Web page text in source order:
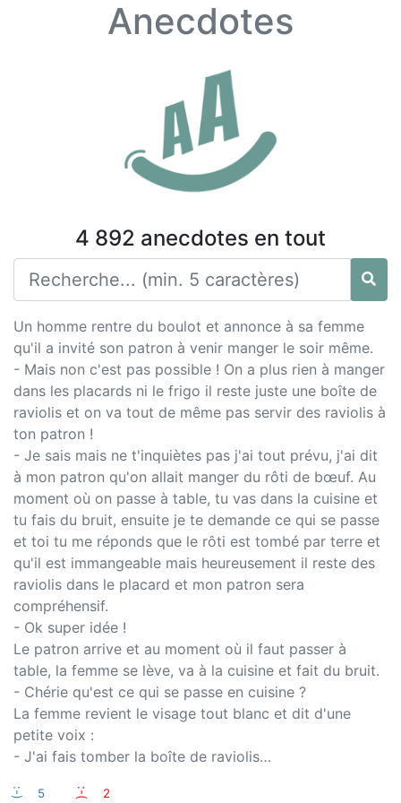
Anecdotes
4 892 anecdotes en tout
Un homme rentre du boulot et annonce à sa femme
qu'il a invité son patron à venir manger le soir même.
- Mais non c'est pas possible ! On a plus rien à manger
dans les placards ni le frigo il reste juste une boîte de
raviolis et on va tout de même pas servir des raviolis à
ton patron !
- Je sais mais ne t'inquiètes pas j'ai tout prévu, j'ai dit
à mon patron qu'on allait manger du rôti de bœuf. Au
moment où on passe à table, tu vas dans la cuisine et
tu fais du bruit, ensuite je te demande ce qui se passe
et toi tu me réponds que le rôti est tombé par terre et
qu'il est immangeable mais heureusement il reste des
raviolis dans le placard et mon patron sera
compréhensif.
- Ok super idée !
Le patron arrive et au moment où il faut passer à
table, la femme se lève, va à la cuisine et fait du bruit.
- Chérie qu'est ce qui se passe en cuisine ?
La femme revient le visage tout blanc et dit d'une
petite voix :
- J'ai fais tomber la boîte de raviolis…
:-) 5 :-( 2